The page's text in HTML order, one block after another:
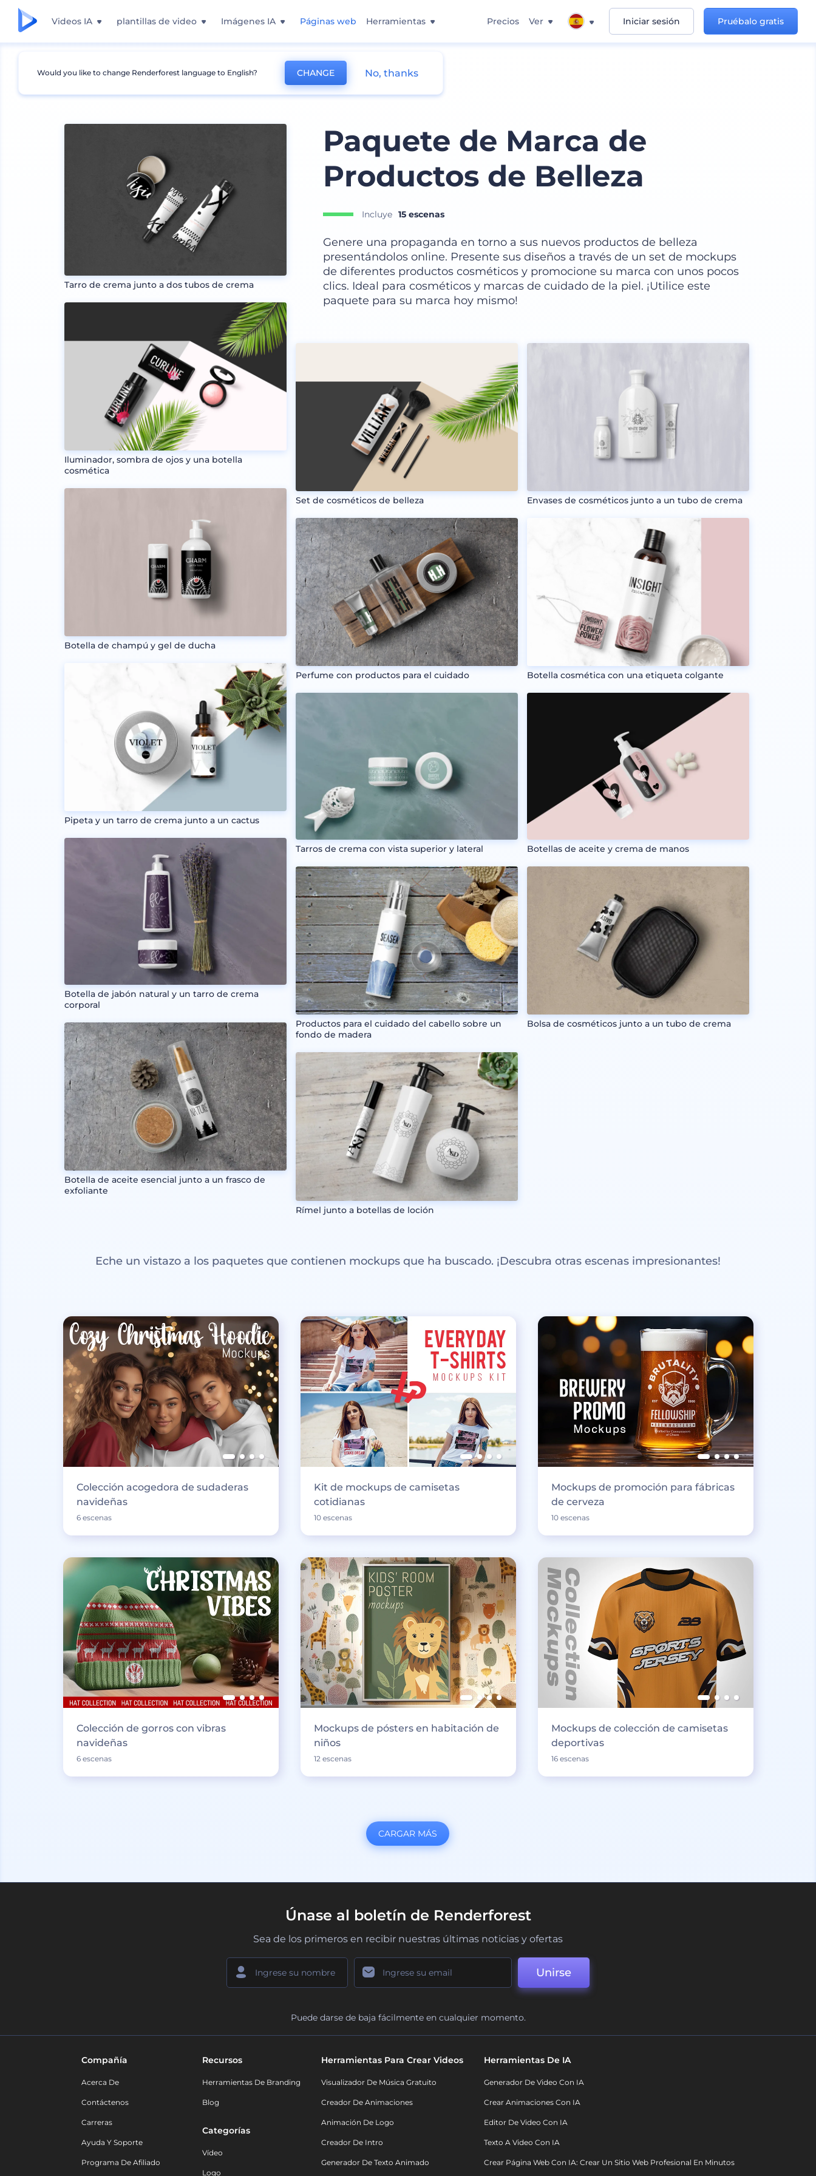
Videos IA plantillas de video Imágenes IA Páginas web Herramientas Precios Ver Iniciar sesión Pruébalo gratis
Mockups Productos Mockup de Cosméticos
Tarro de crema junto a dos tubos de crema
Iluminador, sombra de ojos y una botella
cosmética
Botella de champú y gel de ducha
Pipeta y un tarro de crema junto a un cactus
Botella de jabón natural y un tarro de crema
corporal
Botella de aceite esencial junto a un frasco de
exfoliante
Paquete de Marca de
Productos de Belleza
Incluye 15 escenas
Genere una propaganda en torno a sus nuevos productos de belleza
presentándolos online. Presente sus diseños a través de un set de mockups
de diferentes productos cosméticos y promocione su marca con unos pocos
clics. Ideal para cosméticos y marcas de cuidado de la piel. ¡Utilice este
paquete para su marca hoy mismo!
Set de cosméticos de belleza
Perfume con productos para el cuidado
Tarros de crema con vista superior y lateral
Productos para el cuidado del cabello sobre un
fondo de madera
Rímel junto a botellas de loción
Envases de cosméticos junto a un tubo de crema
Botella cosmética con una etiqueta colgante
Botellas de aceite y crema de manos
Bolsa de cosméticos junto a un tubo de crema
Eche un vistazo a los paquetes que contienen mockups que ha buscado. ¡Descubra otras escenas impresionantes!
Colección acogedora de sudaderas
navideñas
6 escenas
Kit de mockups de camisetas
cotidianas
10 escenas
Mockups de promoción para fábricas
de cerveza
10 escenas
Colección de gorros con vibras
navideñas
6 escenas
Mockups de pósters en habitación de
niños
12 escenas
Mockups de colección de camisetas
deportivas
16 escenas
CARGAR MÁS
Únase al boletín de Renderforest
Sea de los primeros en recibir nuestras últimas noticias y ofertas
Unirse
Puede darse de baja fácilmente en cualquier momento.
Compañía
Acerca De
Contáctenos
Carreras
Ayuda Y Soporte
Programa De Afiliado
Recursos
Herramientas De Branding
Blog
Categorías
Vídeo
Logo
Herramientas Para Crear Videos
Visualizador De Música Gratuito
Creador De Animaciones
Animación De Logo
Creador De Intro
Generador De Texto Animado
Herramientas De IA
Generador De Video Con IA
Crear Animaciones Con IA
Editor De Video Con IA
Texto A Video Con IA
Crear Página Web Con IA: Crear Un Sitio Web Profesional En Minutos
Would you like to change Renderforest language to English? CHANGE No, thanks